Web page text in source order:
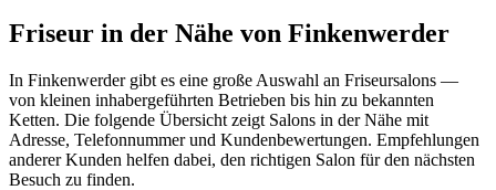
Friseur in der Nähe von Finkenwerder
In Finkenwerder gibt es eine große Auswahl an Friseursalons —
von kleinen inhabergeführten Betrieben bis hin zu bekannten
Ketten. Die folgende Übersicht zeigt Salons in der Nähe mit
Adresse, Telefonnummer und Kundenbewertungen. Empfehlungen
anderer Kunden helfen dabei, den richtigen Salon für den nächsten
Besuch zu finden.